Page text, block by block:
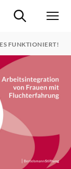
Suche ein-/
FUNKTIONIERT!